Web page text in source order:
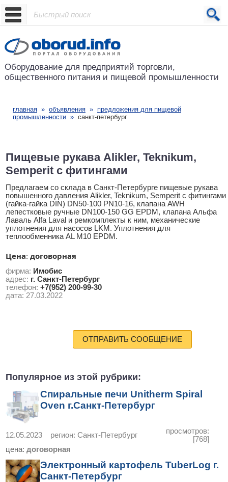
Проект основан в 2001 году
Оборудование для предприятий торговли,
общественного питания и пищевой промышленности
главная » объявления » предложения для пищевой
промышленности » санкт-петербург
Пищевые рукава Alikler, Teknikum,
Semperit с фитингами
Предлагаем со склада в Санкт-Петербурге пищевые рукава
повышенного давления Alikler, Teknikum, Semperit с фитингами
(гайка-гайка DIN) DN50-100 PN10-16, клапана AWH
лепестковые ручные DN100-150 GG EPDM, клапана Альфа
Лаваль Alfa Laval и ремкомплекты к ним, механические
уплотнения для насосов LKM. Уплотнения для
теплообменника AL M10 EPDM.
Цена: договорная
фирма: Имобис
адрес: г. Санкт-Петербург
телефон: +7(952) 200-99-30
дата: 27.03.2022
ОТПРАВИТЬ СООБЩЕНИЕ
Популярное из этой рубрики:
Спиральные печи Unitherm Spiral
Oven г.Санкт-Петербург
12.05.2023 регион: Санкт-Петербург
просмотров:
[768]
цена: договорная
Электронный картофель TuberLog г.
Санкт-Петербург